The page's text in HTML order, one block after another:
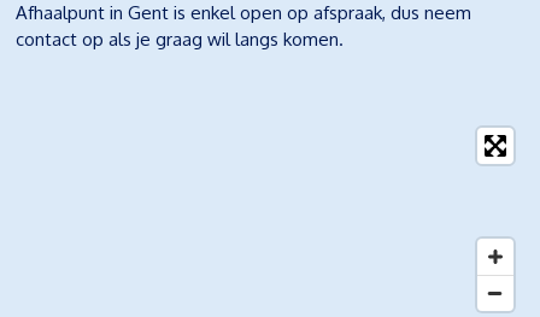
Afhaalpunt in Gent is enkel open op afspraak, dus neem
contact op als je graag wil langs komen.